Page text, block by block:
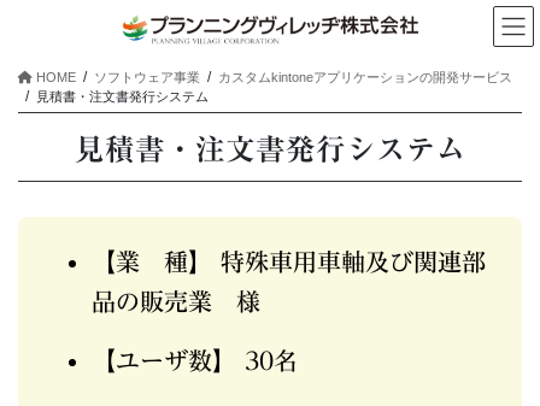
HOME ソフトウェア事業
カスタムkintoneアプリケーションの開発サービス
見積書・注文書発行システム​
見積書・注文書発行システム​
【業 種】 特殊車用車軸及び関連部
品の販売業 様​
【ユーザ数】 30名​